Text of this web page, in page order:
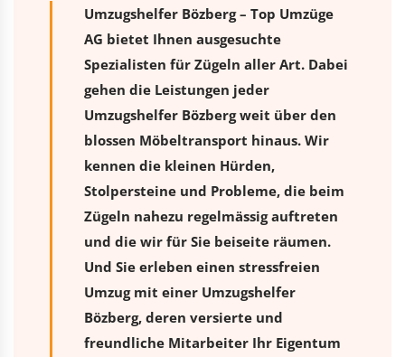
Umzugshelfer Bözberg – Top Umzüge
AG bietet Ihnen ausgesuchte
Spezialisten für Zügeln aller Art. Dabei
gehen die Leistungen jeder
Umzugshelfer Bözberg weit über den
blossen Möbeltransport hinaus. Wir
kennen die kleinen Hürden,
Stolpersteine und Probleme, die beim
Zügeln nahezu regelmässig auftreten
und die wir für Sie beiseite räumen.
Und Sie erleben einen stressfreien
Umzugmit einer Umzugshelfer
Bözberg, deren versierte und
freundliche Mitarbeiter Ihr Eigentum